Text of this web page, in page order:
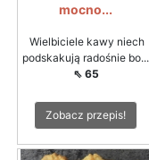
mocno...
Wielbiciele kawy niech
podskakują radośnie bo...
⇖ 65
Zobacz przepis!